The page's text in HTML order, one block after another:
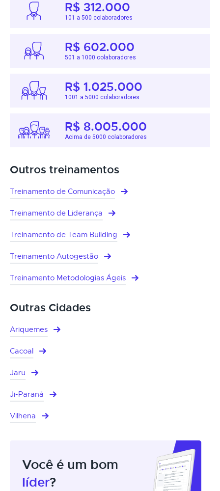
R$ 312.000
101 a 500 colaboradores
R$ 602.000
501 a 1000 colaboradores
R$ 1.025.000
1001 a 5000 colaboradores
R$ 8.005.000
Acima de 5000 colaboradores
Outros treinamentos
Treinamento de Comunicação
Treinamento de Liderança
Treinamento de Team Building
Treinamento Autogestão
Treinamento Metodologias Ágeis
Outras Cidades
Ariquemes
Cacoal
Jaru
Ji-Paraná
Vilhena
Você é um bom
líder?